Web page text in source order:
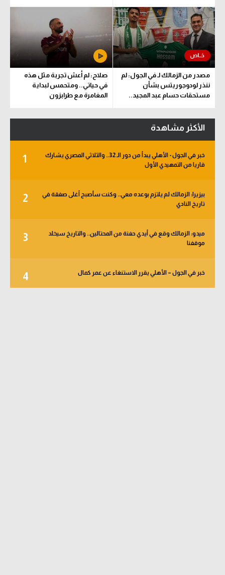
مصدر من الزمالك لـ في الجول: لم
ننذر لودوجوريتس بشأن
مستحقات حسام عبد المجيد..
صلاح: لم أعش تجربة مثل هذه
في حياتي.. ومتحمس لبداية
المغامرة مع طرابزون
الأكثر مشاهدة
1
خبر في الجول - الأهلي يبدأ من دور الـ 32.. والثلاثي المصري يشارك
قاريا من التمهيدي الأول
2
بيزيرا: الزمالك لم يلتزم بوعده معي.. وكنت سأصبح أغلى صفقة في
تاريخ النادي
3
ميدو: الزمالك وقع في أيدي حفنة من المحتالين.. والتاريخ سيخلد
موقفنا
4 خبر في الجول – الأهلي يقرر الاستنغاء عن عمر كمال